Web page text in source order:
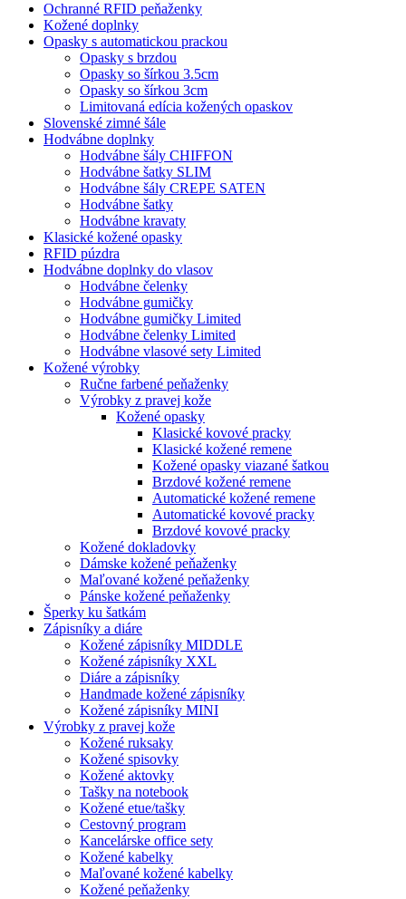
Ochranné RFID peňaženky
Kožené doplnky
Opasky s automatickou prackou
Opasky s brzdou
Opasky so šírkou 3.5cm
Opasky so šírkou 3cm
Limitovaná edícia kožených opaskov
Slovenské zimné šále
Hodvábne doplnky
Hodvábne šály CHIFFON
Hodvábne šatky SLIM
Hodvábne šály CREPE SATEN
Hodvábne šatky
Hodvábne kravaty
Klasické kožené opasky
RFID púzdra
Hodvábne doplnky do vlasov
Hodvábne čelenky
Hodvábne gumičky
Hodvábne gumičky Limited
Hodvábne čelenky Limited
Hodvábne vlasové sety Limited
Kožené výrobky
Ručne farbené peňaženky
Výrobky z pravej kože
Kožené opasky
Klasické kovové pracky
Klasické kožené remene
Kožené opasky viazané šatkou
Brzdové kožené remene
Automatické kožené remene
Automatické kovové pracky
Brzdové kovové pracky
Kožené dokladovky
Dámske kožené peňaženky
Maľované kožené peňaženky
Pánske kožené peňaženky
Šperky ku šatkám
Zápisníky a diáre
Kožené zápisníky MIDDLE
Kožené zápisníky XXL
Diáre a zápisníky
Handmade kožené zápisníky
Kožené zápisníky MINI
Výrobky z pravej kože
Kožené ruksaky
Kožené spisovky
Kožené aktovky
Tašky na notebook
Kožené etue/tašky
Cestovný program
Kancelárske office sety
Kožené kabelky
Maľované kožené kabelky
Kožené peňaženky